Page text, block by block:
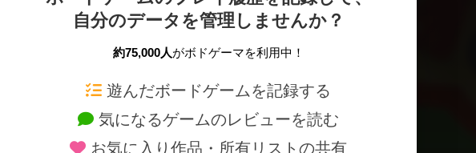
自分のデータを管理しませんか？
約75,000人がボドゲーマを利用中！
遊んだボードゲームを記録する
気になるゲームのレビューを読む
お気に入り作品・所有リストの共有
ボードゲームを検索する 新作・再入荷情報